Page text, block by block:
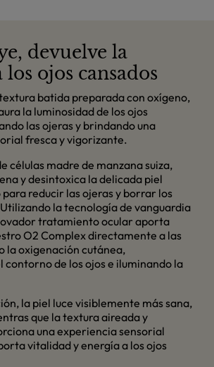
devuelve la
ojos cansados
batida preparada con oxígeno,
la luminosidad de los ojos
las ojeras y brindando una
fresca y vigorizante.
células madre de manzana suiza,
y desintoxica la delicada piel
reducir las ojeras y borrar los
la tecnología de vanguardia
tratamiento ocular aporta
O2 Complex directamente a las
la oxigenación cutánea,
contorno de los ojos e iluminando la
la piel luce visiblemente más sana,
que la textura aireada y
una experiencia sensorial
vitalidad y energía a los ojos